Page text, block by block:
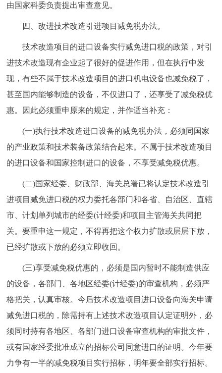
由国家科委负责提出审查意见。
四、改进技术改造引进项目减免税办法。
技术改造项目的进口设备实行减免进口税的政策，对引
进技术改造现有企业起了很好的促进作用，但在执行中发
现，有些不属于技术改造项目的进口机电设备也减免税了，
甚至国内能够制造的设备，不仅进口了，还享受了减免税优
惠。因此必须重申原来的规定，并作适当补充：
(一)执行技术改造进口设备的减免税办法，必须同国家
的产业政策和技术装备政策结合起来。不属于技术改造项目
的进口设备和国家控制进口的设备，不享受减免税优惠。
(二)国家经委、财政部、海关总署已将认定技术改造引
进项目减免进口税的权力委托各部门和各省、自治区、直辖
市、计划单列城市的经委(计经委)和项目主管海关共同把
关。要重申这一规定，不得再把这个权力扩散或层层下放，
已经扩散或下放的必须立即收回。
(三)享受减免税优惠的，必须是国内暂时不能制造供应
的设备，各部门、各地区经委(计经委)的审查机构，必须严
格把关，认真审核。今后技术改造项目进口设备向海关申请
减免进口税的，除需持有上述技术改造项目认定证明外，必
须同时持有各地区、各部门进口设备审查机构的审批文件，
或有国家经委批准成立的招标公司同意进口的证明。今年要
力争有一半的减免税项目实行招标，明年要全部实行招标。